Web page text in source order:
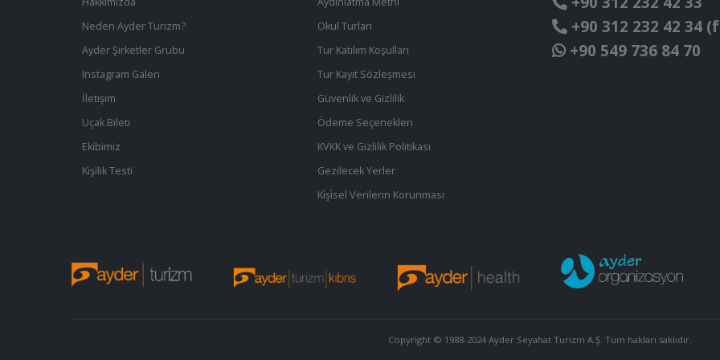
Neden Ayder Turizm?
Ayder Şirketler Grubu
Instagram Galeri
İletişim
Uçak Bileti
Ekibimiz
Kişilik Testi
Okul Turları
Tur Katılım Koşulları
Tur Kayıt Sözleşmesi
Güvenlik ve Gizlilik
Ödeme Seçenekleri
KVKK ve Gizlilik Politikası
Gezilecek Yerler
Ki̇şi̇sel Verilerin Korunması
+90 312 232 42 34
+90 549 736 84 70
Copyright © 1988-2024 Ayder Seyahat Turizm A.Ş. Tüm hakları saklıdır.